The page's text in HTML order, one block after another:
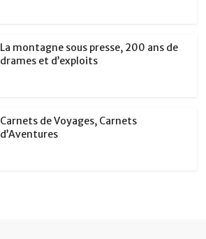
La montagne sous presse, 200 ans de
drames et d’exploits
Carnets de Voyages, Carnets
d’Aventures